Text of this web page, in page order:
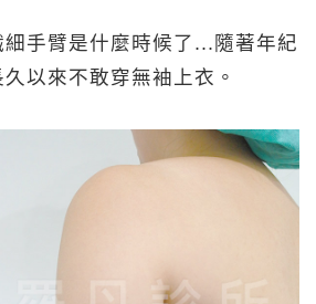
手臂是什麼時候了...隨著年紀
以來不敢穿無袖上衣。